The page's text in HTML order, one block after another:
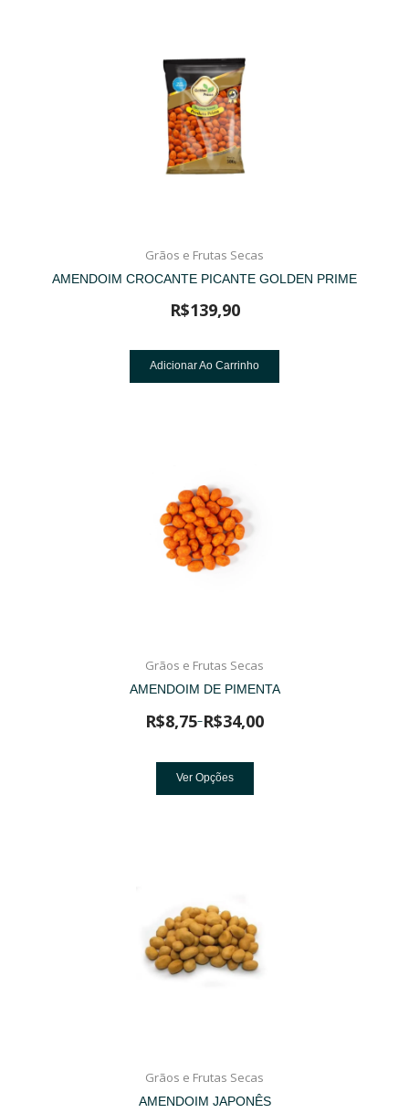
Grãos e Frutas Secas
AMENDOIM CROCANTE PICANTE GOLDEN PRIME
R$139,90
Adicionar Ao Carrinho
Grãos e Frutas Secas
AMENDOIM DE PIMENTA
R$8,75–R$34,00
Ver Opções
Grãos e Frutas Secas
AMENDOIM JAPONÊS